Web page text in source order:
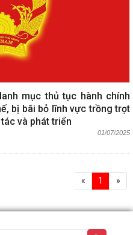
mục thủ tục hành chính
bị bãi bỏ lĩnh vực trồng trọt
và phát triển
01/07/2025
« 1 »